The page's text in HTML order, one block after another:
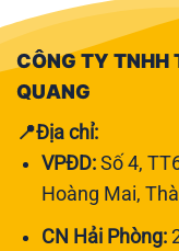
CÔNG TY
QUANG
📍Địa chỉ:
VPĐD: Số 4,
Hoàng Mai,
CN Hải Phòng: